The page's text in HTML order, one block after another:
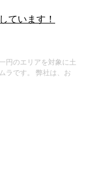
円のエリアを対象に土
ラです。 弊社は、お